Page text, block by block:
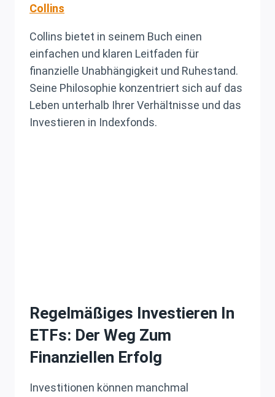
Collins
Collins bietet in seinem Buch einen
einfachen und klaren Leitfaden für
finanzielle Unabhängigkeit und Ruhestand.
Seine Philosophie konzentriert sich auf das
Leben unterhalb Ihrer Verhältnisse und das
Investieren in Indexfonds.
Regelmäßiges Investieren In
ETFs: Der Weg Zum
Finanziellen Erfolg
Investitionen können manchmal